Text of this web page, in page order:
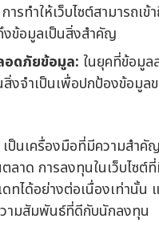
การทำให้เว็บไซต์สามารถเ
งข้อมูลเป็นสิ่งสำคัญ
อดภัยข้อมูล: ในยุคที่ข้อมูล
งจำเป็นเพื่อปกป้องข้อมูล
ป็นเครื่องมือที่มีความสำ
ตลาด การลงทุนในเว็บไ
ทได้อย่างต่อเนื่องเท่านั้
วามสัมพันธ์ที่ดีกับนักลงทุน